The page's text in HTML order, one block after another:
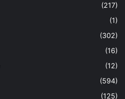
(217)
(1)
(302)
(16)
(12)
(594)
(125)